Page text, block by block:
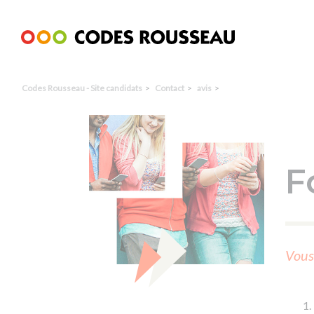
Codes Rousseau - Site candidats Contact avis